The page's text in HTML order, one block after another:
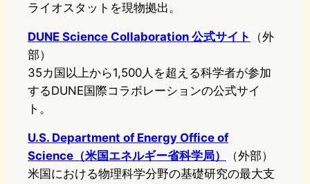
ライオスタットを現物拠出。
DUNE Science Collaboration 公式サイト
（外
部）
35カ国以上から1,500人を超える科学者が参加
するDUNE国際コラボレーションの公式サイ
ト。
U.S. Department of Energy Office of
Science（米国エネルギー省科学局）
（外部）
米国における物理科学分野の基礎研究の最大支